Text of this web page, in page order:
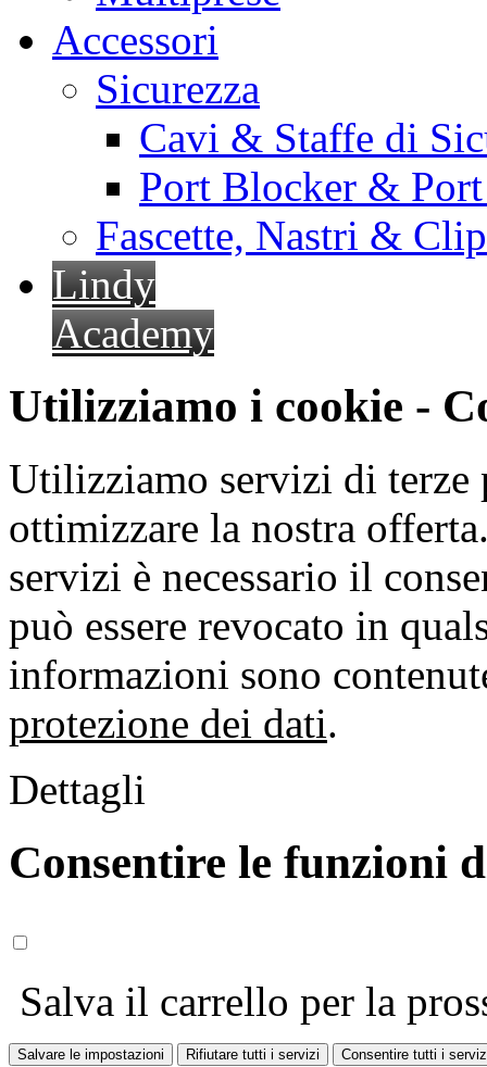
Accessori
Sicurezza
Cavi & Staffe di
Port Blocker &
Fascette, Nastri &
Lindy
Academy
Utilizziamo i cookie -
Utilizziamo servizi di terze
ottimizzare la nostra
servizi è necessario il
può essere revocato in
informazioni sono
protezione dei dati.
Dettagli
Consentire le funzioni
Salva il carrello per la
Salvare le impostazioni Rifiutare tutti i servizi Consentire tutti i